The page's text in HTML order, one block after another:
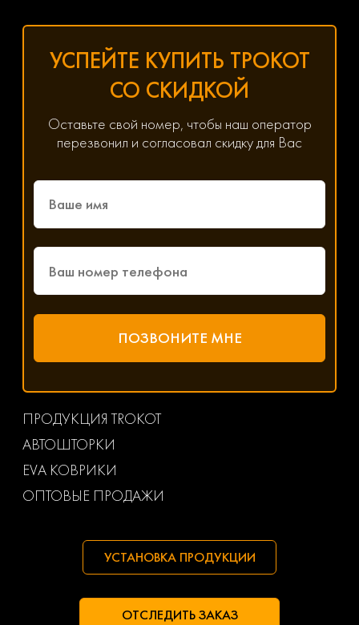
УСПЕЙТЕ КУПИТЬ ТРОКОТ
СО СКИДКОЙ
Оставьте свой номер, чтобы наш оператор
перезвонил и согласовал скидку для Вас
ПРОДУКЦИЯ TROKOT
АВТОШТОРКИ
EVA КОВРИКИ
ОПТОВЫЕ ПРОДАЖИ
УСТАНОВКА ПРОДУКЦИИ
ОТСЛЕДИТЬ ЗАКАЗ